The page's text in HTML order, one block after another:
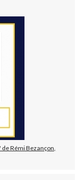
Rémi Bezançon,